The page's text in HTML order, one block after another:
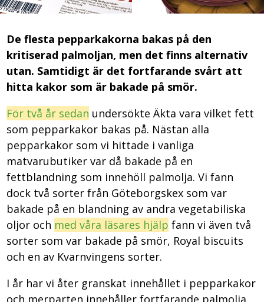
De flesta pepparkakorna bakas på den
kritiserad palmoljan, men det finns alternativ
utan. Samtidigt är det fortfarande svårt att
hitta kakor som är bakade på smör.
För två år sedan undersökte Äkta vara vilket fett
som pepparkakor bakas på. Nästan alla
pepparkakor som vi hittade i vanliga
matvarubutiker var då bakade på en
fettblandning som innehöll palmolja. Vi fann
dock två sorter från Göteborgskex som var
bakade på en blandning av andra vegetabiliska
oljor och med våra läsares hjälp fann vi även två
sorter som var bakade på smör, Royal biscuits
och en av Kvarnvingens sorter.
I år har vi åter granskat innehållet i pepparkakor
och merparten innehåller fortfarande palmolja.